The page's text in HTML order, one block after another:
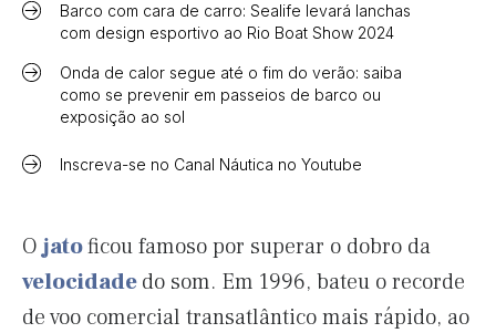
Barco com cara de carro: Sealife levará lanchas
com design esportivo ao Rio Boat Show 2024
Onda de calor segue até o fim do verão: saiba
como se prevenir em passeios de barco ou
exposição ao sol
Inscreva-se no Canal Náutica no Youtube
Ojatoficou famoso por superar o dobro da
velocidadedo som. Em 1996, bateu o recorde
de voo comercial transatlântico mais rápido, ao